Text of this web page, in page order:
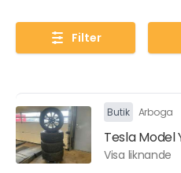
Filter
Butik Arboga
Tesla Model
Visa liknande